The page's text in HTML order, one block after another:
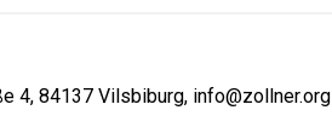
4, 84137 Vilsbiburg, info@zollner.org